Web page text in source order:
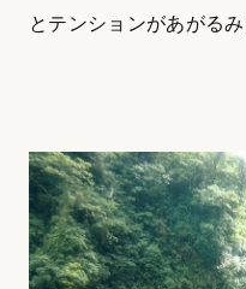
とテンションがあがる